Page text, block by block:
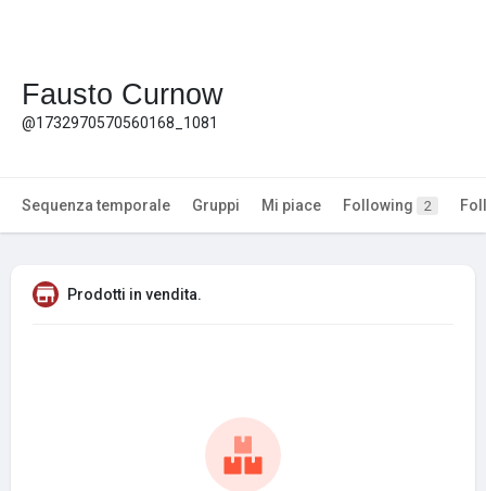
Fausto Curnow
@1732970570560168_1081
Sequenza temporale Gruppi Mi piace Following 2
Prodotti in vendita.